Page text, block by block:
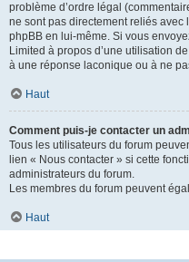
problème d’ordre légal
ne sont pas directement reliés avec
phpBB en lui-même. Si vous
Limited à propos d’une utilisation
à une réponse laconique ou à ne
Haut
Comment puis-je contacter un
Tous les utilisateurs du forum
lien « Nous contacter » si cette
administrateurs du forum.
Les membres du forum peuvent
Haut